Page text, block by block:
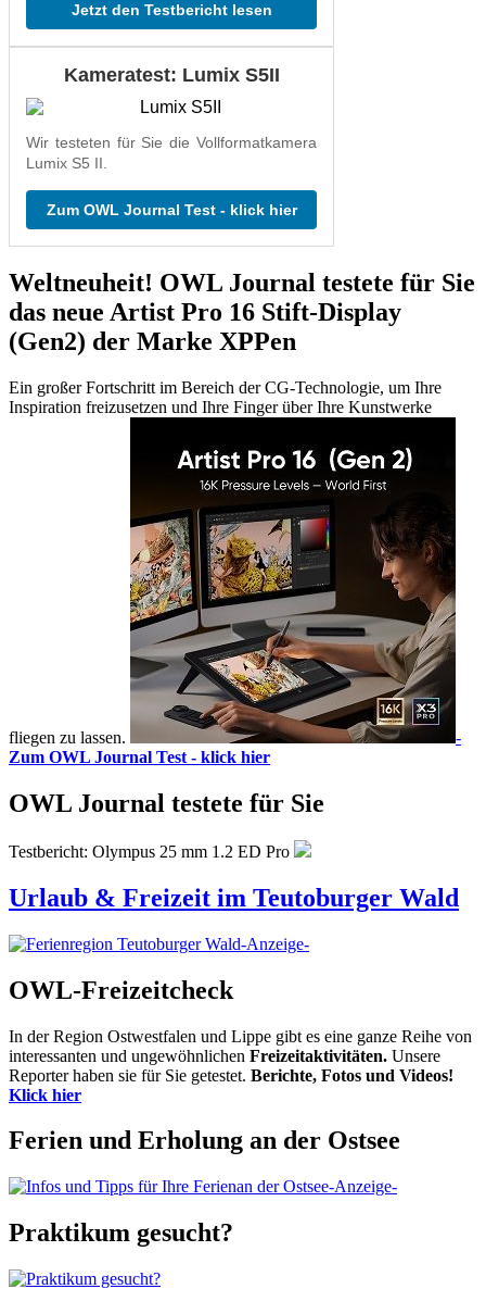
Jetzt den Testbericht lesen
Kameratest: Lumix S5II
Wir testeten für Sie die Vollformatkamera
Lumix S5 II.
Zum OWL Journal Test - klick hier
Weltneuheit! OWL Journal testete für Sie
das neue Artist Pro 16 Stift-Display
(Gen2) der Marke XPPen
Ein großer Fortschritt im Bereich der CG-Technologie, um Ihre
Inspiration freizusetzen und Ihre Finger über Ihre Kunstwerke
fliegen zu lassen.
-
Zum OWL Journal Test - klick hier
OWL Journal testete für Sie
Testbericht: Olympus 25 mm 1.2 ED Pro
Urlaub & Freizeit im Teutoburger Wald
-Anzeige-
OWL-Freizeitcheck
In der Region Ostwestfalen und Lippe gibt es eine ganze Reihe von
interessanten und ungewöhnlichen Freizeitaktivitäten. Unsere
Reporter haben sie für Sie getestet. Berichte, Fotos und Videos!
Klick hier
Ferien und Erholung an der Ostsee
-Anzeige-
Praktikum gesucht?